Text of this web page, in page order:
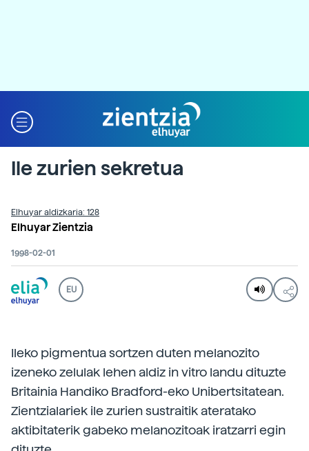
Ile zurien sekretua
Elhuyar aldizkaria: 128
Elhuyar Zientzia
1998-02-01
EU
Ileko pigmentua sortzen duten melanozito
izeneko zelulak lehen aldiz in vitro landu dituzte
Britainia Handiko Bradford-eko Unibertsitatean.
Zientzialariek ile zurien sustraitik ateratako
aktibitaterik gabeko melanozitoak iratzarri egin